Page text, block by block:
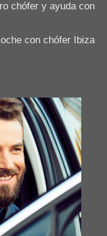
chófer y ayuda con
con chófer Ibiza